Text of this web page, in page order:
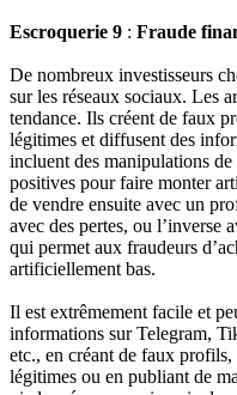
Escroquerie 9 : Fraude
De nombreux investisseurs
sur les réseaux sociaux. Les
tendance. Ils créent de faux
légitimes et diffusent des
incluent des manipulations
positives pour faire monter
de vendre ensuite avec un
avec des pertes, ou l’inverse
qui permet aux fraudeurs
artificiellement bas.
Il est extrêmement facile et
informations sur Telegram,
etc., en créant de faux profils,
légitimes ou en publiant de